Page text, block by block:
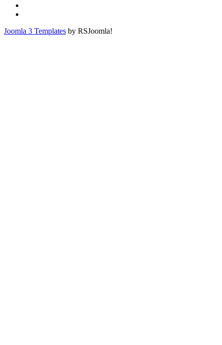
Joomla 3 Templates by RSJoomla!